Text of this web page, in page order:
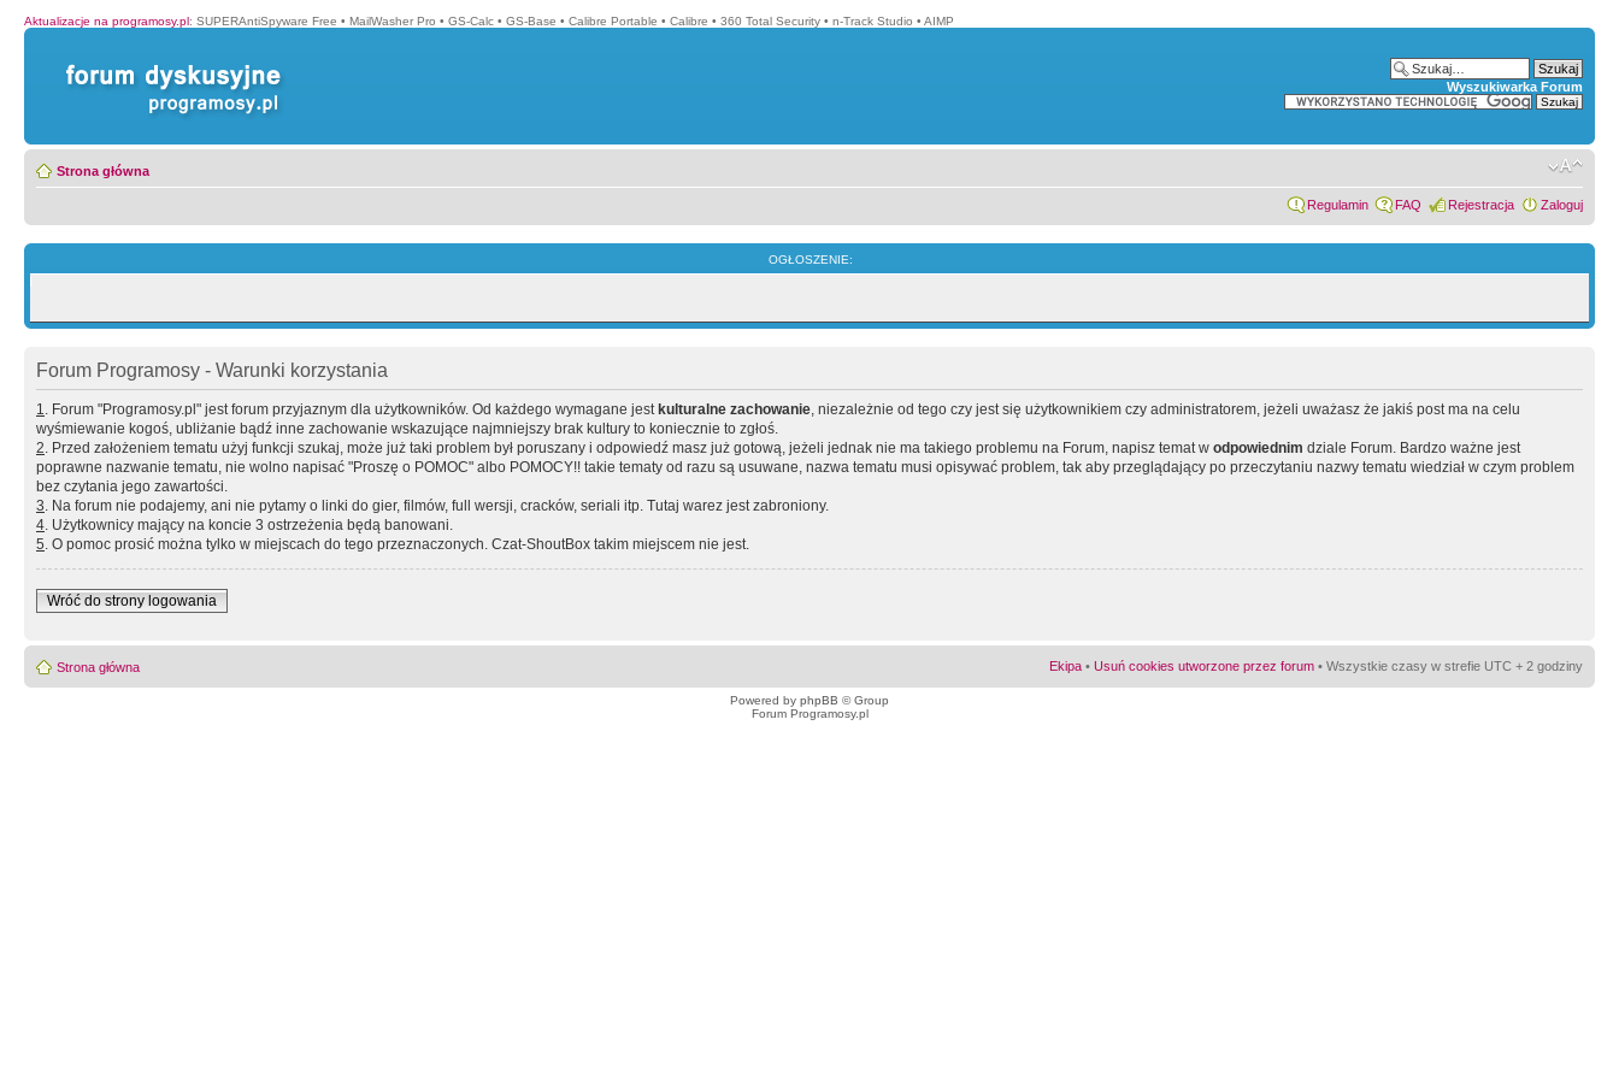
Aktualizacje na programosy.pl: SUPERAntiSpyware Free • MailWasher Pro • GS-Calc • GS-Base • Calibre Portable • Calibre • 360 Total Security • n-Track Studio • AIMP
Wyszukiwarka Forum
Strona główna
Regulamin FAQ Rejestracja Zaloguj
OGŁOSZENIE:
Forum Programosy - Warunki korzystania
1. Forum "Programosy.pl" jest forum przyjaznym dla użytkowników. Od każdego wymagane jest kulturalne zachowanie, niezależnie od tego czy jest się użytkownikiem czy administratorem, jeżeli uważasz że jakiś post ma na celu
wyśmiewanie kogoś, ubliżanie bądź inne zachowanie wskazujące najmniejszy brak kultury to koniecznie to zgłoś.
2. Przed założeniem tematu użyj funkcji szukaj, może już taki problem był poruszany i odpowiedź masz już gotową, jeżeli jednak nie ma takiego problemu na Forum, napisz temat w odpowiednim dziale Forum. Bardzo ważne jest
poprawne nazwanie tematu, nie wolno napisać "Proszę o POMOC" albo POMOCY!! takie tematy od razu są usuwane, nazwa tematu musi opisywać problem, tak aby przeglądający po przeczytaniu nazwy tematu wiedział w czym problem
bez czytania jego zawartości.
3. Na forum nie podajemy, ani nie pytamy o linki do gier, filmów, full wersji, cracków, seriali itp. Tutaj warez jest zabroniony.
4. Użytkownicy mający na koncie 3 ostrzeżenia będą banowani.
5. O pomoc prosić można tylko w miejscach do tego przeznaczonych. Czat-ShoutBox takim miejscem nie jest.
Wróć do strony logowania
Strona główna Ekipa • Usuń cookies utworzone przez forum • Wszystkie czasy w strefie UTC + 2 godziny
Powered by phpBB © Group
Forum Programosy.pl